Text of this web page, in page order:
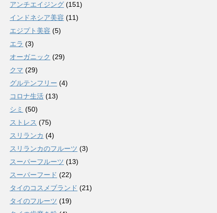
アンチエイジング (151)
インドネシア美容 (11)
エジプト美容 (5)
エラ (3)
オーガニック (29)
クマ (29)
グルテンフリー (4)
コロナ生活 (13)
シミ (50)
ストレス (75)
スリランカ (4)
スリランカのフルーツ (3)
スーパーフルーツ (13)
スーパーフード (22)
タイのコスメブランド (21)
タイのフルーツ (19)